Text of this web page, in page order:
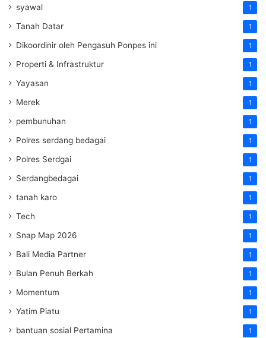
syawal 1
Tanah Datar 1
Dikoordinir oleh Pengasuh Ponpes ini 1
Properti & Infrastruktur 1
Yayasan 1
Merek 1
pembunuhan 1
Polres serdang bedagai 1
Polres Serdgai 1
Serdangbedagai 1
tanah karo 1
Tech 1
Snap Map 2026 1
Bali Media Partner 1
Bulan Penuh Berkah 1
Momentum 1
Yatim Piatu 1
bantuan sosial Pertamina 1